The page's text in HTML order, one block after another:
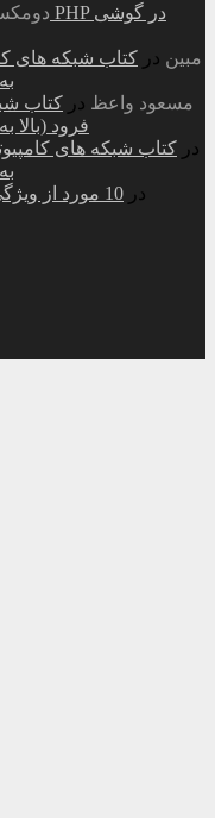
مبین در کتاب شبکه های
مسعود واعظ در کتاب
فرود
در کتاب شبکه های
در 10 مورد از ویژگی ها و ترفندهای اپل موزیک